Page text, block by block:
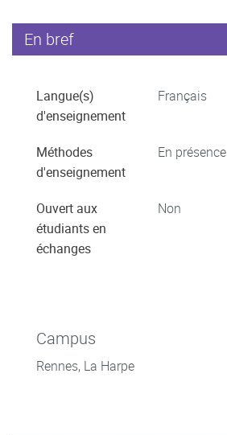
En bref
Langue(s)
d'enseignement
Français
Méthodes
d'enseignement
En présence
Ouvert aux
étudiants en
échanges
Non
Campus
Rennes, La Harpe